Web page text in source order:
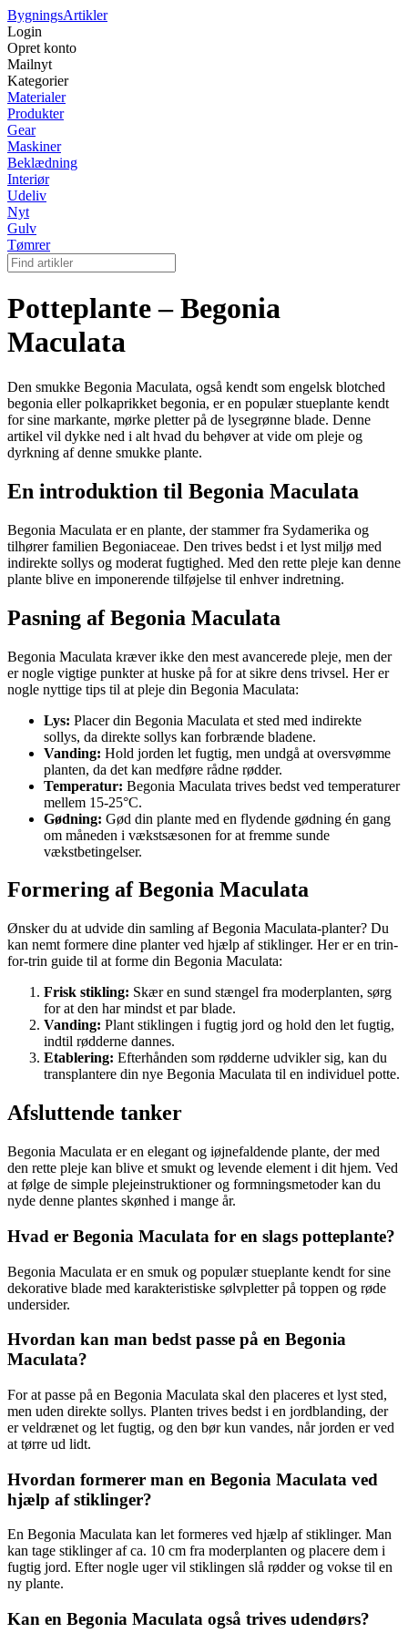
BygningsArtikler
Login
Opret konto
Mailnyt
Kategorier
Materialer
Produkter
Gear
Maskiner
Beklædning
Interiør
Udeliv
Nyt
Gulv
Tømrer
Potteplante – Begonia
Maculata
Den smukke Begonia Maculata, også kendt som engelsk blotched
begonia eller polkaprikket begonia, er en populær stueplante kendt
for sine markante, mørke pletter på de lysegrønne blade. Denne
artikel vil dykke ned i alt hvad du behøver at vide om pleje og
dyrkning af denne smukke plante.
En introduktion til Begonia Maculata
Begonia Maculata er en plante, der stammer fra Sydamerika og
tilhører familien Begoniaceae. Den trives bedst i et lyst miljø med
indirekte sollys og moderat fugtighed. Med den rette pleje kan denne
plante blive en imponerende tilføjelse til enhver indretning.
Pasning af Begonia Maculata
Begonia Maculata kræver ikke den mest avancerede pleje, men der
er nogle vigtige punkter at huske på for at sikre dens trivsel. Her er
nogle nyttige tips til at pleje din Begonia Maculata:
Lys: Placer din Begonia Maculata et sted med indirekte
sollys, da direkte sollys kan forbrænde bladene.
Vanding: Hold jorden let fugtig, men undgå at oversvømme
planten, da det kan medføre rådne rødder.
Temperatur: Begonia Maculata trives bedst ved temperaturer
mellem 15-25°C.
Gødning: Gød din plante med en flydende gødning én gang
om måneden i vækstsæsonen for at fremme sunde
vækstbetingelser.
Formering af Begonia Maculata
Ønsker du at udvide din samling af Begonia Maculata-planter? Du
kan nemt formere dine planter ved hjælp af stiklinger. Her er en trin-
for-trin guide til at forme din Begonia Maculata:
Frisk stikling: Skær en sund stængel fra moderplanten, sørg
for at den har mindst et par blade.
Vanding: Plant stiklingen i fugtig jord og hold den let fugtig,
indtil rødderne dannes.
Etablering: Efterhånden som rødderne udvikler sig, kan du
transplantere din nye Begonia Maculata til en individuel potte.
Afsluttende tanker
Begonia Maculata er en elegant og iøjnefaldende plante, der med
den rette pleje kan blive et smukt og levende element i dit hjem. Ved
at følge de simple plejeinstruktioner og formningsmetoder kan du
nyde denne plantes skønhed i mange år.
Hvad er Begonia Maculata for en slags potteplante?
Begonia Maculata er en smuk og populær stueplante kendt for sine
dekorative blade med karakteristiske sølvpletter på toppen og røde
undersider.
Hvordan kan man bedst passe på en Begonia
Maculata?
For at passe på en Begonia Maculata skal den placeres et lyst sted,
men uden direkte sollys. Planten trives bedst i en jordblanding, der
er veldrænet og let fugtig, og den bør kun vandes, når jorden er ved
at tørre ud lidt.
Hvordan formerer man en Begonia Maculata ved
hjælp af stiklinger?
En Begonia Maculata kan let formeres ved hjælp af stiklinger. Man
kan tage stiklinger af ca. 10 cm fra moderplanten og placere dem i
fugtig jord. Efter nogle uger vil stiklingen slå rødder og vokse til en
ny plante.
Kan en Begonia Maculata også trives udendørs?